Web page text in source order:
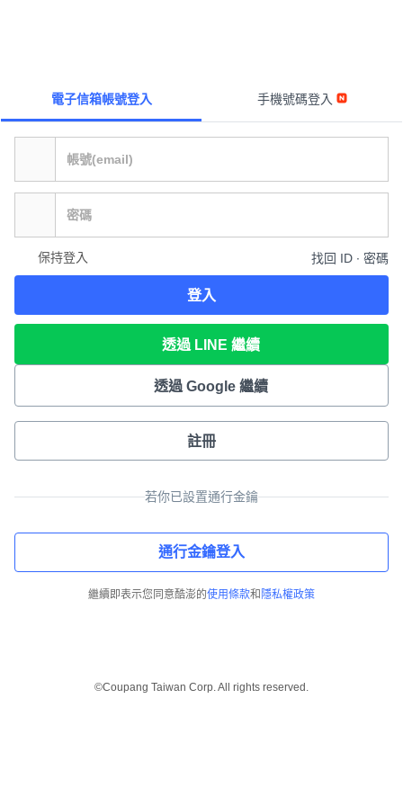
電子信箱帳號登入 手機號碼登入
保持登入 找回 ID ∙ 密碼
登入
透過 LINE 繼續
透過 Google 繼續
註冊
若你已設置通行金鑰
通行金鑰登入
繼續即表示您同意酷澎的使用條款和 隱私權政策
©Coupang Taiwan Corp. All rights reserved.